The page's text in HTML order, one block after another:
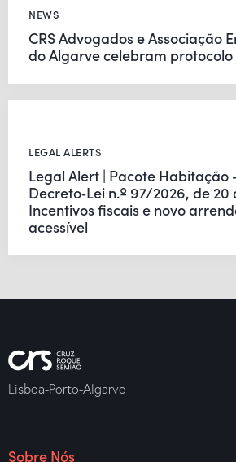
NEWS
CRS Advogados e Associação
do Algarve celebram
LEGAL ALERTS
Legal Alert | Pacote Habitação
Decreto‑Lei n.º 97/2026, de 20
Incentivos fiscais e novo
acessível
Lisboa-Porto-Algarve
Sobre Nós